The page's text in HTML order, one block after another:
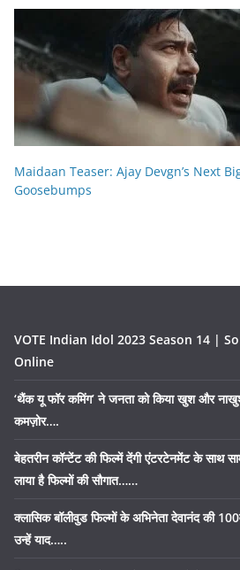
Maidaan Teaser: Ajay Devgn’s Next
Goosebumps
VOTE Indian Idol 2023 Season 14 |
Online
‘थैंक यू फॉर कमिंग’ ने जनता को किया खुश और
कमज़ोर….
बेहतरीन कॉन्टेंट की फिल्में देंगी एंटरटेनमेंट के साथ
लाया है फिल्मों की सौगात……
क्लासिक बॉलीवुड फिल्मों के अभिनेता देवानंद की
उन्हें याद…..